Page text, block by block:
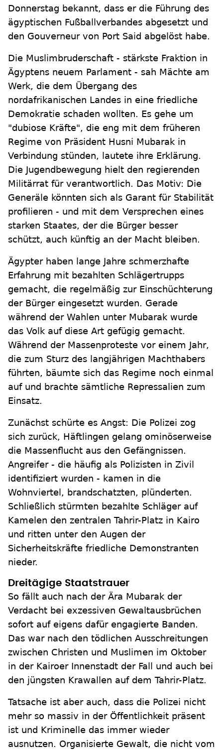
Donnerstag bekannt, dass er die Führung des
ägyptischen Fußballverbandes abgesetzt und
den Gouverneur von Port Said abgelöst habe.
Die Muslimbruderschaft - stärkste Fraktion in
Ägyptens neuem Parlament - sah Mächte am
Werk, die dem Übergang des
nordafrikanischen Landes in eine friedliche
Demokratie schaden wollten. Es gehe um
"dubiose Kräfte", die eng mit dem früheren
Regime von Präsident Husni Mubarak in
Verbindung stünden, lautete ihre Erklärung.
Die Jugendbewegung hielt den regierenden
Militärrat für verantwortlich. Das Motiv: Die
Generäle könnten sich als Garant für Stabilität
profilieren - und mit dem Versprechen eines
starken Staates, der die Bürger besser
schützt, auch künftig an der Macht bleiben.
Ägypter haben lange Jahre schmerzhafte
Erfahrung mit bezahlten Schlägertrupps
gemacht, die regelmäßig zur Einschüchterung
der Bürger eingesetzt wurden. Gerade
während der Wahlen unter Mubarak wurde
das Volk auf diese Art gefügig gemacht.
Während der Massenproteste vor einem Jahr,
die zum Sturz des langjährigen Machthabers
führten, bäumte sich das Regime noch einmal
auf und brachte sämtliche Repressalien zum
Einsatz.
Zunächst schürte es Angst: Die Polizei zog
sich zurück, Häftlingen gelang ominöserweise
die Massenflucht aus den Gefängnissen.
Angreifer - die häufig als Polizisten in Zivil
identifiziert wurden - kamen in die
Wohnviertel, brandschatzten, plünderten.
Schließlich stürmten bezahlte Schläger auf
Kamelen den zentralen Tahrir-Platz in Kairo
und ritten unter den Augen der
Sicherheitskräfte friedliche Demonstranten
nieder.
Dreitägige Staatstrauer
So fällt auch nach der Ära Mubarak der
Verdacht bei exzessiven Gewaltausbrüchen
sofort auf eigens dafür engagierte Banden.
Das war nach den tödlichen Ausschreitungen
zwischen Christen und Muslimen im Oktober
in der Kairoer Innenstadt der Fall und auch bei
den jüngsten Krawallen auf dem Tahrir-Platz.
Tatsache ist aber auch, dass die Polizei nicht
mehr so massiv in der Öffentlichkeit präsent
ist und Kriminelle das immer wieder
ausnutzen. Organisierte Gewalt, die nicht vom